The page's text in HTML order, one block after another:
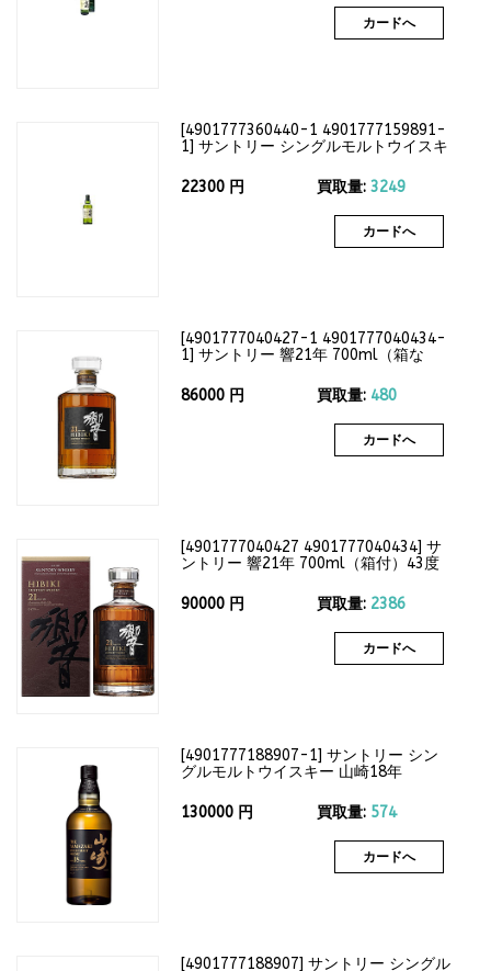
カードへ
[4901777360440-1 4901777159891-
1] サントリー シングルモルトウイスキ
22300 円 買取量: 3249
カードへ
[4901777040427-1 4901777040434-
1] サントリー 響21年 700ml（箱な
86000 円 買取量: 480
カードへ
[4901777040427 4901777040434] サ
ントリー 響21年 700ml（箱付）43度
90000 円 買取量: 2386
カードへ
[4901777188907-1] サントリー シン
グルモルトウイスキー 山崎18年
130000 円 買取量: 574
カードへ
[4901777188907] サントリー シングル